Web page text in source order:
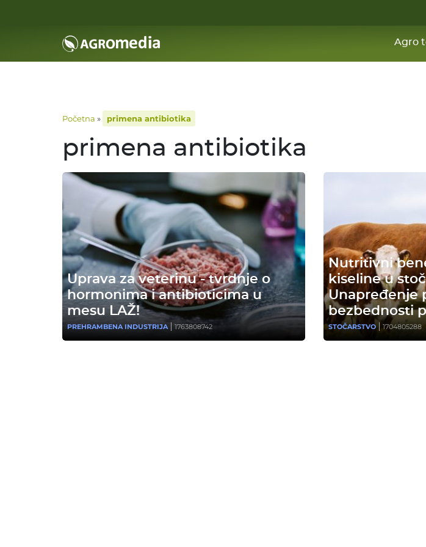
Agro
Početna » primena antibiotika
primena antibiotika
Uprava za veterinu - tvrdnje o
hormonima i antibioticima u
mesu LAŽ!
PREHRAMBENA INDUSTRIJA 1763808742
Nutritivni
kiseline u
Unapređenje
bezbednosti
STOČARSTVO 1704805288